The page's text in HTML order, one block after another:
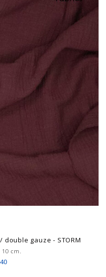
gauze - STORM
cm.